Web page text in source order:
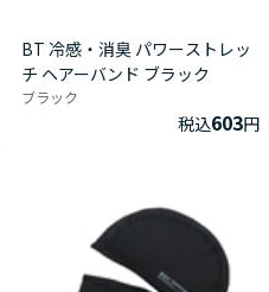
BT 冷感・消臭 パワーストレッ
チ ヘアーバンド ブラック
ブラック
税込603円